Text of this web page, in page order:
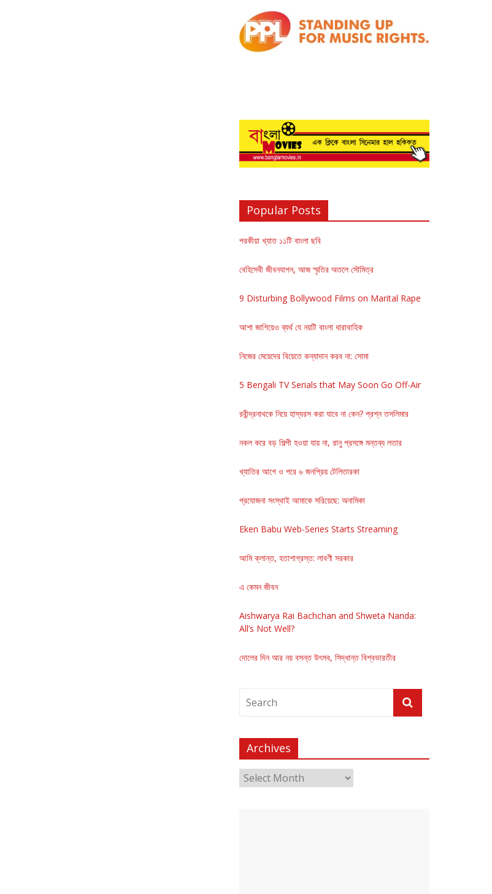
Popular Posts
পরকীয়া খ্যাত ১১টি বাংলা ছবি
বেহিসেবী জীবনযাপন, আজ স্মৃতির অতলে সৌমিত্র
9 Disturbing Bollywood Films on Marital Rape
আশা জাগিয়েও ব্যর্থ যে নয়টি বাংলা ধারাবাহিক
নিজের মেয়েদের বিয়েতে কন্যাদান করব না: সোমা
5 Bengali TV Serials that May Soon Go Off-Air
রবীন্দ্রনাথকে নিয়ে হাস্যরস করা যাবে না কেন? প্রশ্ন তসলিমার
নকল করে বড় শিল্পী হওয়া যায় না, রানু প্রসঙ্গে মন্তব্য লতার
খ্যাতির আগে ও পরে ৬ জনপ্রিয় টেলিতারকা
প্রযোজনা সংস্থাই আমাকে সরিয়েছে: অনামিকা
Eken Babu Web-Series Starts Streaming
আমি ক্লান্ত, হতাশাগ্রস্ত: লাবণী সরকার
এ কেমন জীবন
Aishwarya Rai Bachchan and Shweta Nanda:
All’s Not Well?
দোলের দিন আর নয় বসন্ত উৎসব, সিদ্ধান্ত বিশ্বভারতীর
Archives